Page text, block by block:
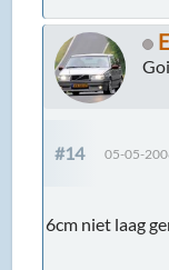
#14 05-05-
6cm niet laag